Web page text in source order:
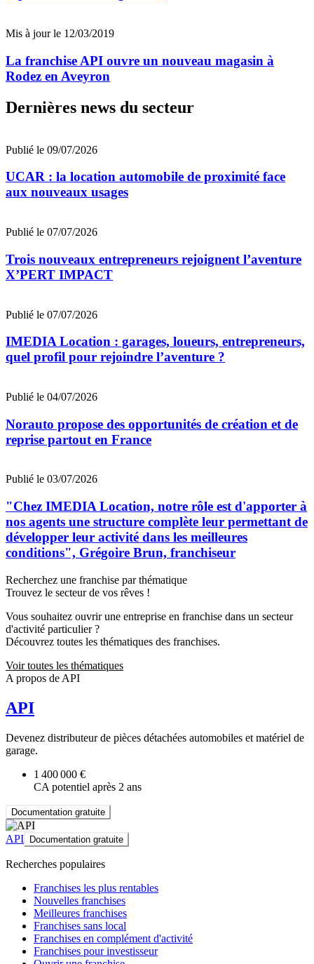
Mis à jour le 12/03/2019
La franchise API ouvre un nouveau magasin à
Rodez en Aveyron
Dernières news du secteur
Publié le 09/07/2026
UCAR : la location automobile de proximité face
aux nouveaux usages
Publié le 07/07/2026
Trois nouveaux entrepreneurs rejoignent l’aventure
X’PERT IMPACT
Publié le 07/07/2026
IMEDIA Location : garages, loueurs, entrepreneurs,
quel profil pour rejoindre l’aventure ?
Publié le 04/07/2026
Norauto propose des opportunités de création et de
reprise partout en France
Publié le 03/07/2026
"Chez IMEDIA Location, notre rôle est d'apporter à
nos agents une structure complète leur permettant de
développer leur activité dans les meilleures
conditions", Grégoire Brun, franchiseur
Recherchez une franchise par thématique
Trouvez le secteur de vos rêves !
Vous souhaitez ouvrir une entreprise en franchise dans un secteur
d'activité particulier ?
Découvrez toutes les thématiques des franchises.
Voir toutes les thématiques
A propos de API
API
Devenez distributeur de pièces détachées automobiles et matériel de
garage.
1 400 000 €
CA potentiel après 2 ans
Documentation gratuite
API Documentation gratuite
Recherches populaires
Franchises les plus rentables
Nouvelles franchises
Meilleures franchises
Franchises sans local
Franchises en complément d'activité
Franchises pour investisseur